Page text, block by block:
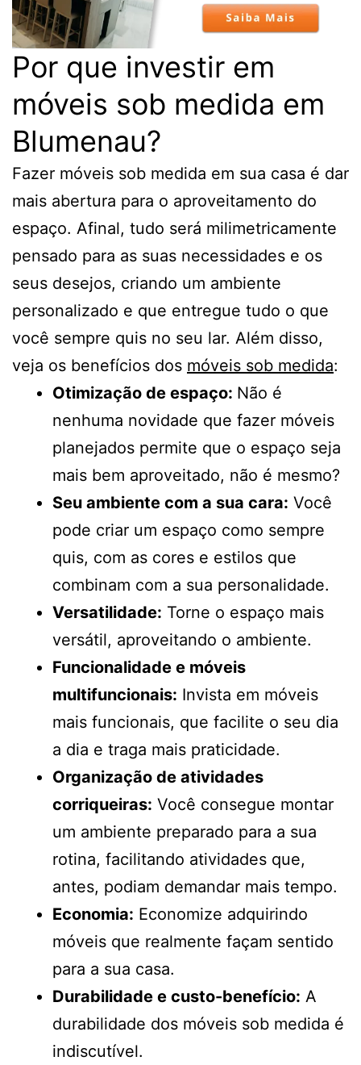
Por que investir em
móveis sob medida em
Blumenau?
Fazer móveis sob medida em sua casa é dar
mais abertura para o aproveitamento do
espaço. Afinal, tudo será milimetricamente
pensado para as suas necessidades e os
seus desejos, criando um ambiente
personalizado e que entregue tudo o que
você sempre quis no seu lar. Além disso,
veja os benefícios dos móveis sob medida:
Otimização de espaço: Não é
nenhuma novidade que fazer móveis
planejados permite que o espaço seja
mais bem aproveitado, não é mesmo?
Seu ambiente com a sua cara: Você
pode criar um espaço como sempre
quis, com as cores e estilos que
combinam com a sua personalidade.
Versatilidade: Torne o espaço mais
versátil, aproveitando o ambiente.
Funcionalidade e móveis
multifuncionais: Invista em móveis
mais funcionais, que facilite o seu dia
a dia e traga mais praticidade.
Organização de atividades
corriqueiras: Você consegue montar
um ambiente preparado para a sua
rotina, facilitando atividades que,
antes, podiam demandar mais tempo.
Economia: Economize adquirindo
móveis que realmente façam sentido
para a sua casa.
Durabilidade e custo-benefício: A
durabilidade dos móveis sob medida é
indiscutível.